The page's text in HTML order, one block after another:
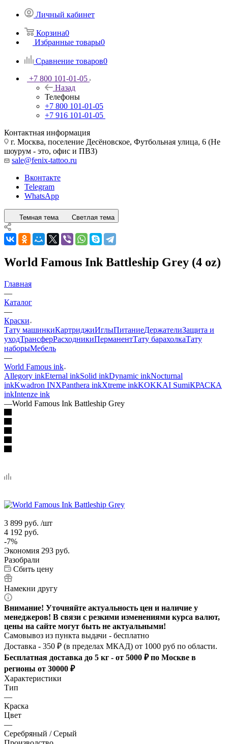
Личный кабинет
Корзина0
Избранные товары0
Сравнение товаров0
+7 800 101-01-05
Назад
Телефоны
+7 800 101-01-05
+7 916 101-01-05
Контактная информация
г. Москва, поселение Десёновское, Футбольная улица, 6 (Не
шоурум - это, офис и ПВЗ)
sale@fenix-tattoo.ru
Вконтакте
Telegram
WhatsApp
Темная тема Светлая тема
World Famous Ink Battleship Grey (4 oz)
Главная
—
Каталог
—
Краски
Тату машинкиКартриджиИглыПитаниеДержателиЗащита и
уходТрансферРасходникиПерманентТату барахолкаТату
наборыМебель
—
World Famous ink
Allegory inkEternal inkSolid inkDynamic inkNocturnal
inkKwadron INXPanthera inkXtreme inkKOKKAI SumiКРАСКА
inkIntenze ink
—World Famous Ink Battleship Grey
3 899 руб. /шт
4 192 руб.
-7%
Экономия 293 руб.
Разобрали
Сбить цену
Намекни другу
Внимание! Уточняйте актуальность цен и наличие у
менеджеров! В связи с резкими изменениями курса валют,
цены на сайте могут быть не актуальными!
Самовывоз из пункта выдачи - бесплатно
Доставка - 350 ₽ (в пределах МКАД) от 1000 руб по области.
Бесплатная доставка до 5 кг - от 5000 ₽ по Москве в
регионы от 30000 ₽
Характеристики
Тип
—
Краска
Цвет
—
Серебряный / Серый